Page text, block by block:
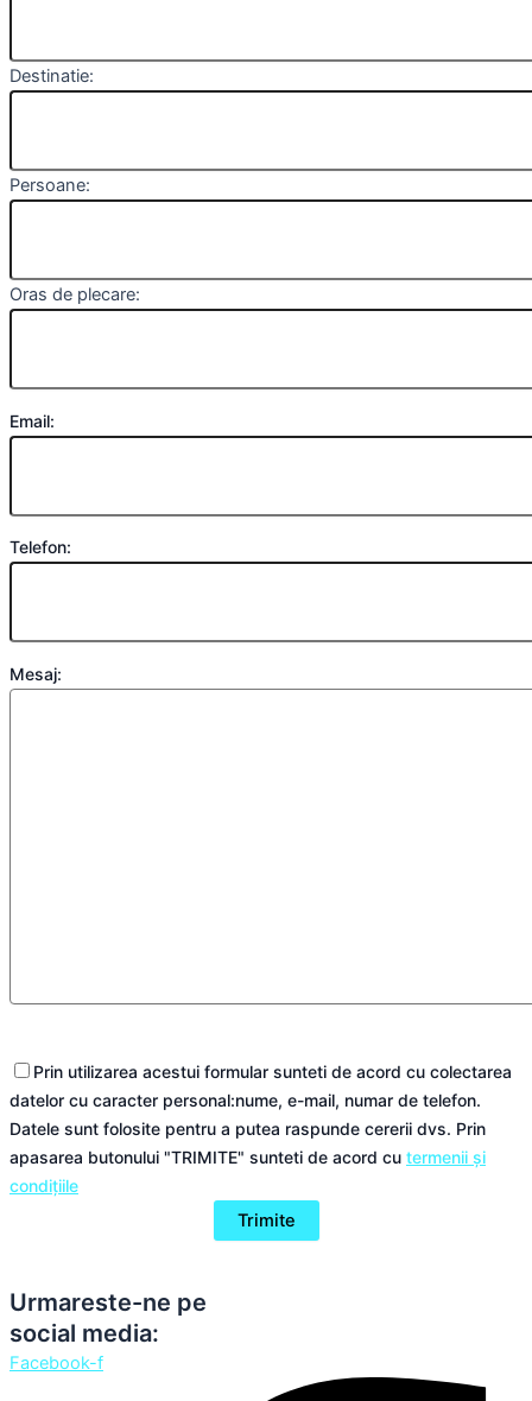
Destinatie:
Persoane:
Oras de plecare:
Email:
Telefon:
Mesaj:
Prin utilizarea acestui formular sunteti de acord cu colectarea
datelor cu caracter personal:nume, e-mail, numar de telefon.
Datele sunt folosite pentru a putea raspunde cererii dvs. Prin
apasarea butonului "TRIMITE" sunteti de acord cu termenii și
condițiile
Urmareste-ne pe
social media:
Facebook-f